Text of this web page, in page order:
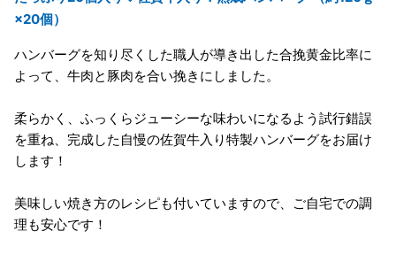
×20個）
ハンバーグを知り尽くした職人が導き出した合挽黄金比率に
よって、牛肉と豚肉を合い挽きにしました。
柔らかく、ふっくらジューシーな味わいになるよう試行錯誤
を重ね、完成した自慢の佐賀牛入り特製ハンバーグをお届け
します！
美味しい焼き方のレシピも付いていますので、ご自宅での調
理も安心です！